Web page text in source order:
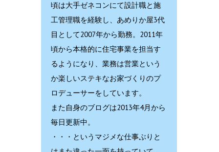
頃は大手ゼネコンにて設計職と施
工管理職を経験し、あめりか屋3代
目として2007年から勤務。2011年
頃から本格的に住宅事業を担当す
るようになり、業務は営業という
か楽しいステキなお家づくりのプ
ロデューサーをしています。
また自身のブログは2013年4月から
毎日更新中。
・・・というマジメな仕事ぶりと